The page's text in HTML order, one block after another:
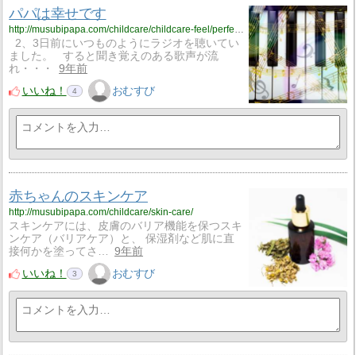
パパは幸せです
2、3日前にいつものようにラジオを聴いてい
ました。 すると聞き覚えのある歌声が流
れ・・・
9年前
いいね！
4 おむすび
赤ちゃんのスキンケア
http://musubipapa.com/childcare/skin-care/
スキンケアには、皮膚のバリア機能を保つスキ
ンケア（バリアケア）と、 保湿剤など肌に直
接何かを塗ってさ…
9年前
いいね！
3 おむすび